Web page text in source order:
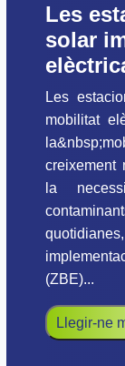
Les
solar
Les
mobilitat
creixement
la
(ZBE)...
Llegir-ne